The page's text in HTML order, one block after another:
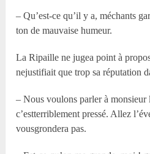
– Qu’est-ce qu’il y a, méchants
ton de mauvaise humeur.
La Ripaille ne jugea point à
nejustifiait que trop sa réputation
– Nous voulons parler à
c’estterriblement pressé. Allez
vousgrondera pas.